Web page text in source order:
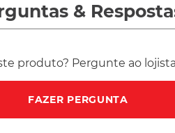
&
produto? Pergunte ao
FAZER PERGUNTA